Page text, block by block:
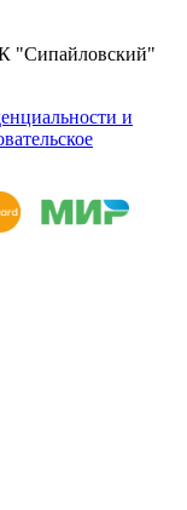
"Сипайловский"
и